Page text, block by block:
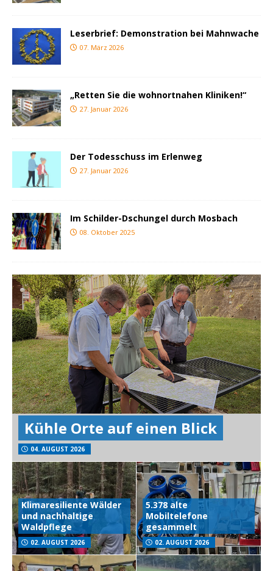
Leserbrief: Demonstration bei Mahnwache
07. März 2026
„Retten Sie die wohnortnahen Kliniken!“
27. Januar 2026
Der Todesschuss im Erlenweg
27. Januar 2026
Im Schilder-Dschungel durch Mosbach
08. Oktober 2025
Kühle Orte auf einen Blick
04. AUGUST 2026
Klimaresiliente Wälder
und nachhaltige
Waldpflege
02. AUGUST 2026
5.378 alte
Mobiltelefone
gesammelt
02. AUGUST 2026